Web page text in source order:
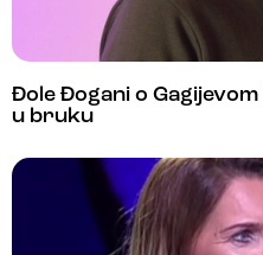
Đole Đogani o
u bruku